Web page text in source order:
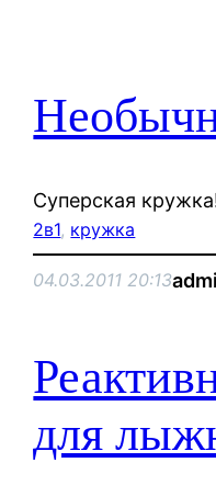
Суперская
2в1, кружка
04.03.2011 20:13
для